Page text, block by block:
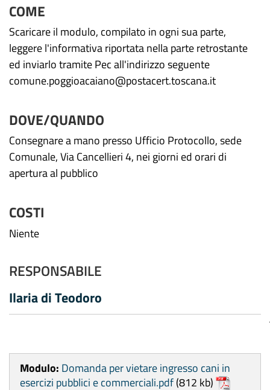
COME
Scaricare il modulo, compilato in ogni sua parte,
leggere l'informativa riportata nella parte retrostante
ed inviarlo tramite Pec all'indirizzo seguente
comune.poggioacaiano@postacert.toscana.it
DOVE/QUANDO
Consegnare a mano presso Ufficio Protocollo, sede
Comunale, Via Cancellieri 4, nei giorni ed orari di
apertura al pubblico
COSTI
Niente
RESPONSABILE
Ilaria di Teodoro
Modulo: Domanda per vietare ingresso cani in
esercizi pubblici e commerciali.pdf(812 kb)